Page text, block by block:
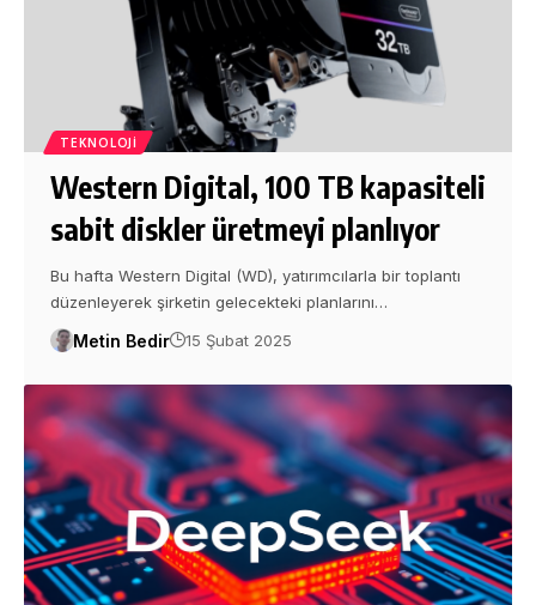
TEKNOLOJI
Western Digital, 100 TB kapasiteli
sabit diskler üretmeyi planlıyor
Bu hafta Western Digital (WD), yatırımcılarla bir toplantı
düzenleyerek şirketin gelecekteki planlarını…
Metin Bedir 15 Şubat 2025